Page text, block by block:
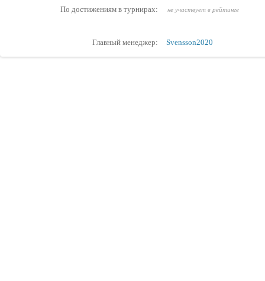
По достижениям в турнирах: не участвует в рейтинге
Главный менеджер: Svensson2020